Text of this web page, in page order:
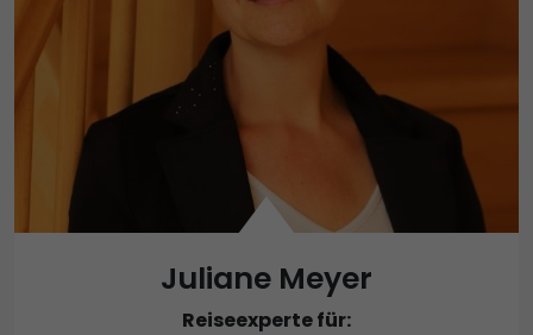
Juliane Meyer
Reiseexperte für: